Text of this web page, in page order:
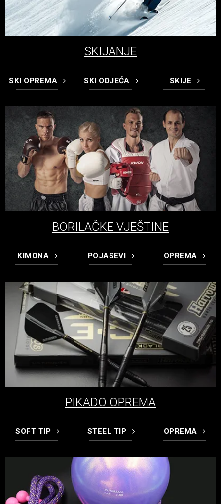
SKIJANJE
SKI OPREMA SKI ODJEĆA SKIJE
BORILAČKE VJEŠTINE
KIMONA POJASEVI OPREMA
PIKADO OPREMA
SOFT TIP STEEL TIP OPREMA